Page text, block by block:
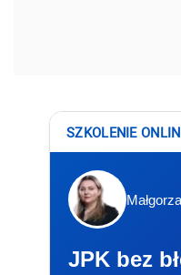
SZKOLENIE
JPK bez